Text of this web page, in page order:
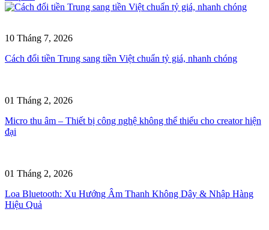
10 Tháng 7, 2026
Cách đổi tiền Trung sang tiền Việt chuẩn tỷ giá, nhanh chóng
01 Tháng 2, 2026
Micro thu âm – Thiết bị công nghệ không thể thiếu cho creator hiện
đại
01 Tháng 2, 2026
Loa Bluetooth: Xu Hướng Âm Thanh Không Dây & Nhập Hàng
Hiệu Quả